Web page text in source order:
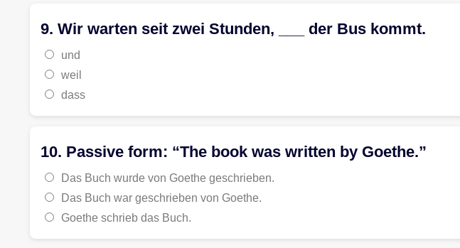
9. Wir warten seit zwei Stunden, ___ der Bus kommt.
und
weil
dass
10. Passive form: “The book was written by Goethe.”
Das Buch wurde von Goethe geschrieben.
Das Buch war geschrieben von Goethe.
Goethe schrieb das Buch.